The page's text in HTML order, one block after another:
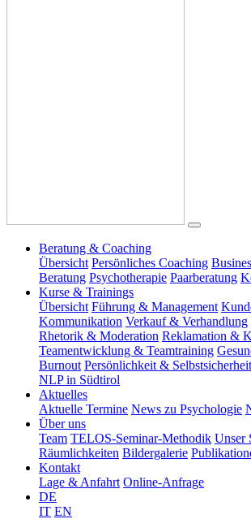
Beratung & Coaching
Übersicht Persönliches Coaching
Beratung Psychotherapie Paarberatung
Kurse & Trainings
Übersicht Führung & Management
Kommunikation Verkauf & Verhandlung
Rhetorik & Moderation Reklamation &
Teamentwicklung & Teamtraining
Burnout Persönlichkeit & Selbstsicherheit
NLP in Südtirol
Aktuelles
Aktuelle Termine News zu Psychologie
Über uns
Team TELOS-Seminar-Methodik Unser
Räumlichkeiten Bildergalerie
Kontakt
Lage & Anfahrt Online-Anfrage
DE
IT EN